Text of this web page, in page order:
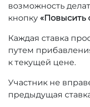
возможность
кнопку «Повысить
Каждая ставка
путем
к текущей цене.
Участник не
предыдущая